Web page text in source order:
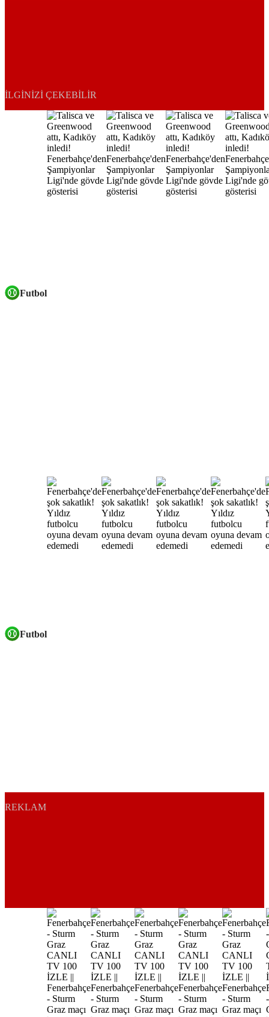
İLGINIZI ÇEKEBILIR
Futbol
Futbol
REKLAM